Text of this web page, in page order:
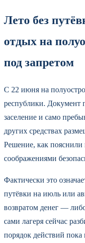
Лето без
отдых на
под запретом
С 22 июня на
республики. Документ
заселение и само
других средствах
Решение, как пояснили
соображениями
Фактически это
путёвки на июль или
возвратом денег —
сами лагеря сейчас
порядок действий пока